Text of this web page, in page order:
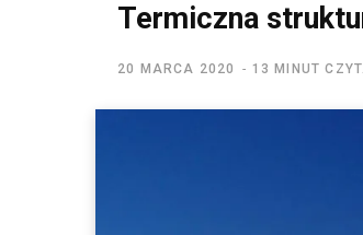
Termiczna
20 MARCA 2020 13 MINUT